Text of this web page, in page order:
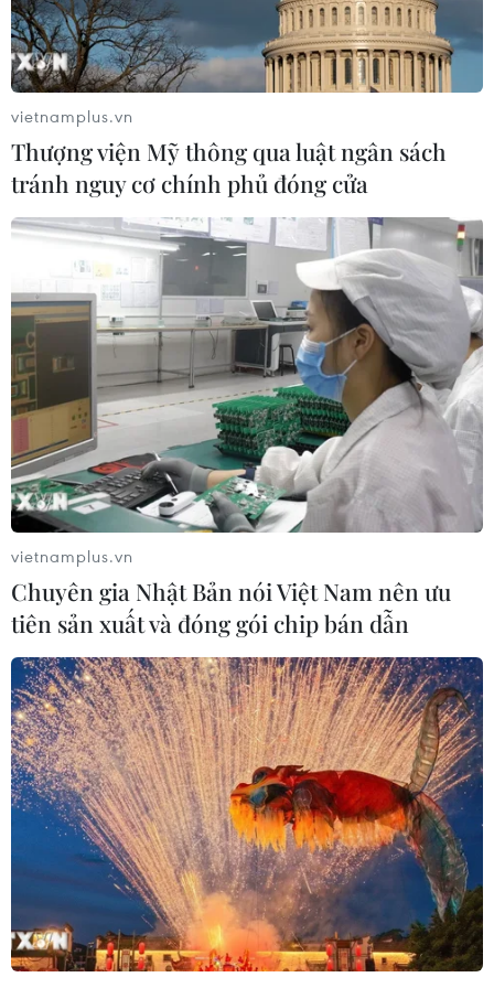
G20 2022 và cam kết ủng hộ mạnh mẽ
Indonesia đảm nhận thành công vai trò Chủ tịch
ASEAN 2023 với chủ đề: “Các vấn đề của
ASEAN: tâm điểm tăng trưởng”./.
Sáng 22/12, lễ đón chính
thức Chủ tịch nước
Nguyễn Xuân Phúc tới
Cộng hòa Indonesia
được tổ chức trọng thể tại
Thủ đô Jakarta, dưới sự
chủ trì của Tổng thống
Joko Widodo. (Ảnh:
Thống Nhất/TTXVN)
(TTXVN/Vietnam+)
#Luật Biển UNCLOS
#Chủ tịch ASEAN 2023
#Joko Widodo
#Việt Nam-Indonesia Indonesia
vietnamplus.vn
Thượng viện Mỹ thông qua luật ngân sách
tránh nguy cơ chính phủ đóng cửa
vietnamplus.vn
Chuyên gia Nhật Bản nói Việt Nam nên ưu
tiên sản xuất và đóng gói chip bán dẫn